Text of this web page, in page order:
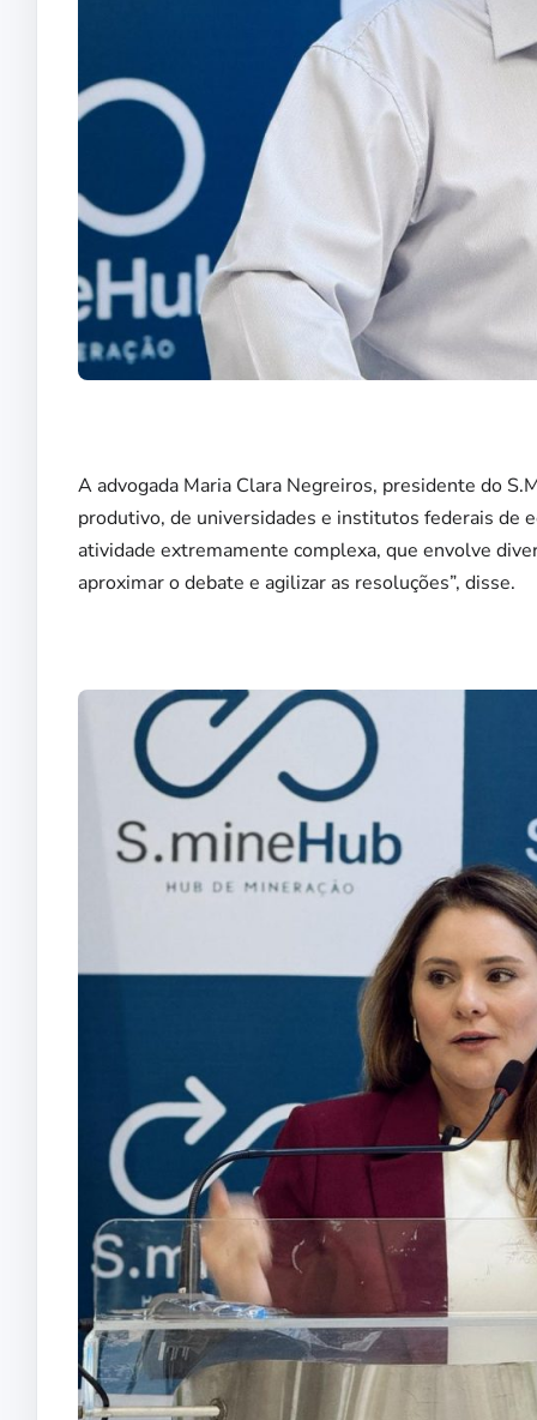
A advogada Maria Clara Negreiros, presidente do
produtivo, de universidades e institutos federais de
atividade extremamente complexa, que envolve
aproximar o debate e agilizar as resoluções”, disse.